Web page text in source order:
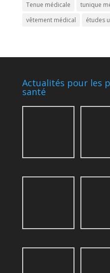
Tenue médicale
tunique
vêtement médical
études
Actualités pour les
santé